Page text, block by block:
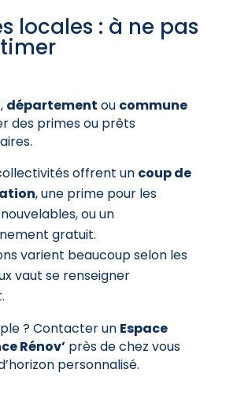
locales : à ne pas
, département ou commune
des primes ou prêts
offrent un coup de
, une prime pour les
ou un
gratuit.
varient beaucoup selon les
vaut se renseigner
? Contacter un Espace
Rénov’près de chez vous
personnalisé.